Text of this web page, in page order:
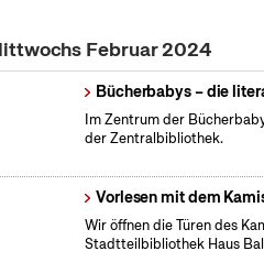
Februar 2024
Bücherbabys – die
Im Zentrum der
der Zentralbibliothek.
Vorlesen mit dem
Wir öffnen die Türen des
Stadtteilbibliothek Haus